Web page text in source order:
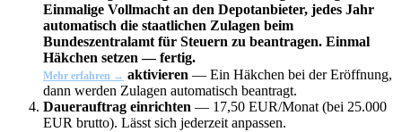
Einmalige Vollmacht an den Depotanbieter, jedes Jahr
automatisch die staatlichen Zulagen beim
Bundeszentralamt für Steuern zu beantragen. Einmal
Häkchen setzen — fertig.
Mehr erfahren → aktivieren — Ein Häkchen bei der Eröffnung,
dann werden Zulagen automatisch beantragt.
Dauerauftrag einrichten — 17,50 EUR/Monat (bei 25.000
EUR brutto). Lässt sich jederzeit anpassen.